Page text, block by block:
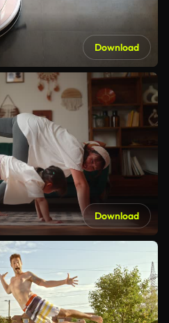
Download
Download